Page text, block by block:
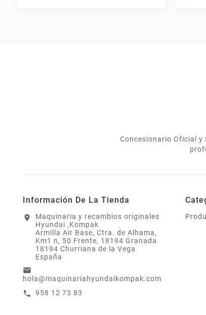
Concesionario Oficial y
Información De La Tienda
location_on
Maquinaria y recambios originales
Hyundai ,Kompak
Armilla Air Base, Ctra. de Alhama,
Km1 n, 50 Frente, 18194 Granada
18194 Churriana de la Vega
España
email
hola@maquinariahyundaikompak.com
call 958 12 73 83